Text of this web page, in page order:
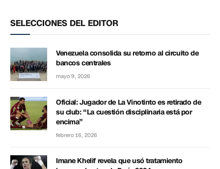
SELECCIONES DEL EDITOR
Venezuela consolida su retorno al circuito de
bancos centrales
mayo 9, 2026
Oficial: Jugador de La Vinotinto es retirado de
su club: “La cuestión disciplinaria está por
encima”
febrero 16, 2026
Imane Khelif revela que usó tratamiento